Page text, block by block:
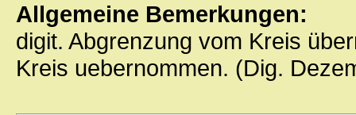
Allgemeine Bemerkungen:
digit. Abgrenzung vom Kreis
Kreis uebernommen. (Dig.